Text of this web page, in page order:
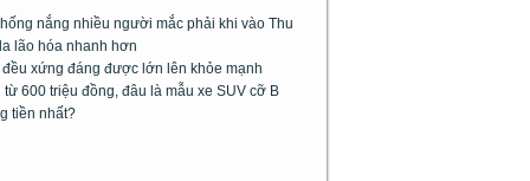
nắng nhiều người mắc phải khi vào Thu
lão hóa nhanh hơn
đều xứng đáng được lớn lên khỏe mạnh
từ 600 triệu đồng, đâu là mẫu xe SUV cỡ B
tiền nhất?